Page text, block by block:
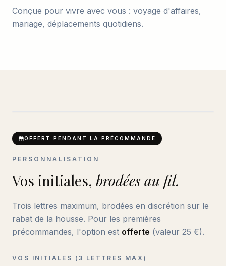
Conçue pour vivre avec vous : voyage d'affaires,
mariage, déplacements quotidiens.
OFFERT PENDANT LA PRÉCOMMANDE
PERSONNALISATION
Vos initiales, brodées au fil.
Trois lettres maximum, brodées en discrétion sur le
rabat de la housse. Pour les premières
précommandes, l'option est offerte (valeur 25 €).
VOS INITIALES (3 LETTRES MAX)